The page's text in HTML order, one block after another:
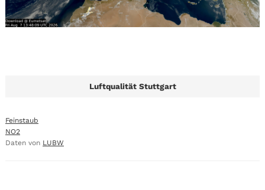
Luftqualität Stuttgart
Feinstaub
NO2
Daten von LUBW